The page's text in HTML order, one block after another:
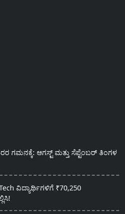
ಗಮನಕ್ಕೆ: ಆಗಸ್ಟ್ ಮತ್ತು ಸೆಪ್ಟೆಂಬರ್ ತಿಂಗಳ
ವಿದ್ಯಾರ್ಥಿಗಳಿಗೆ ₹70,250